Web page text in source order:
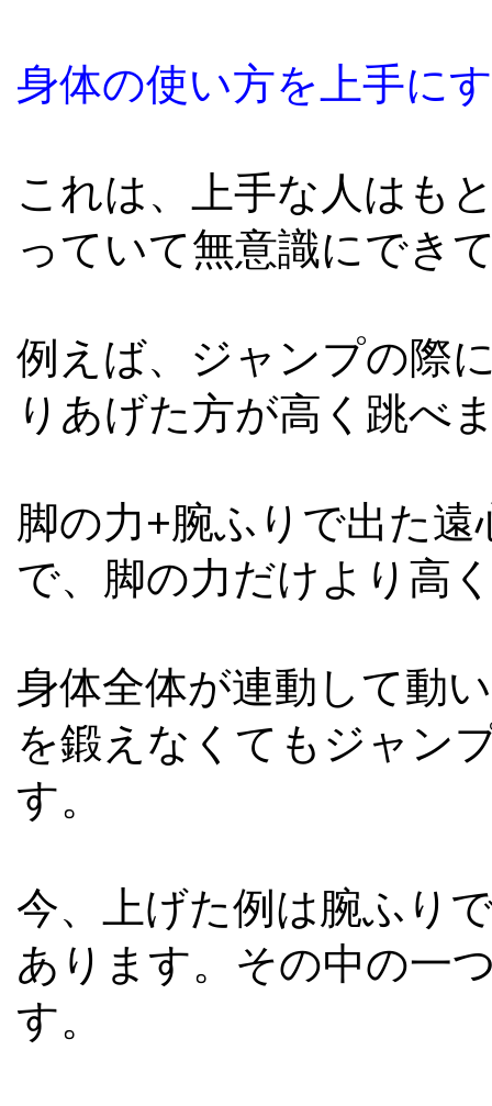
身体の使い方を上手に
これは、上手な人はも
っていて無意識にでき
例えば、ジャンプの際
りあげた方が高く跳べ
脚の力+腕ふりで出た遠
で、脚の力だけより高
身体全体が連動して動
を鍛えなくてもジャン
す。
今、上げた例は腕ふり
あります。その中の一
す。